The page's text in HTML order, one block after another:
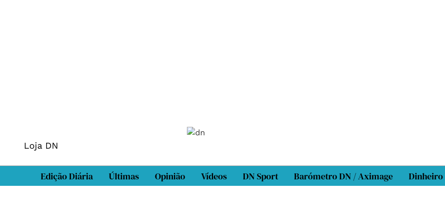
Loja DN
Edição Diária Últimas Opinião Vídeos DN Sport Barómetro DN / Aximage Dinheiro